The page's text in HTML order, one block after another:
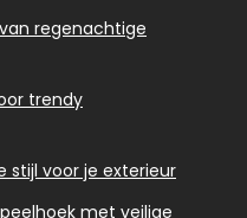
regenachtige
trendy
stijl voor je exterieur
met veilige